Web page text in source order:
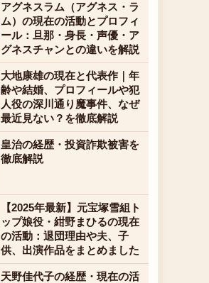
アグネスラム（アグネス・ラ
ム）の現在の活動とプロフィ
ール：旦那・身長・声優・ア
グネスチャンとの違いを解説
大地康雄の現在と代表作｜年
齢や結婚、プロフィールや犯
人役の深川通り魔事件、なぜ
最近見ない？を徹底解説
皇治の経歴・投資詐欺被害を
徹底解説
【2025年最新】元宝塚雪組ト
ップ娘役・紺野まひるの現在
の活動：退団理由や夫、子
供、出演作品をまとめました
天野佳代子の経歴・現在の活